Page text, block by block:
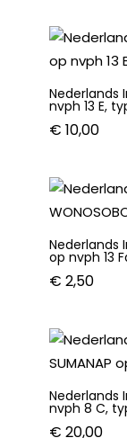
Nederlands
nvph 13 E,
€ 10,00
Nederlands
op nvph 13
€ 2,50
Nederlands
nvph 8 C,
€ 20,00